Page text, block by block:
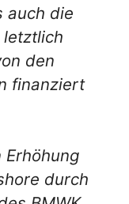
auch die
letztlich
den
finanziert
Erhöhung
durch